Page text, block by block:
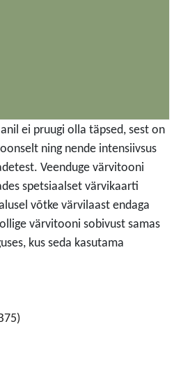
ei pruugi olla täpsed, sest on
ning nende intensiivsus
Veenduge värvitooni
spetsiaalset värvikaarti
võtke värvilaast endaga
värvitooni sobivust samas
kus seda kasutama